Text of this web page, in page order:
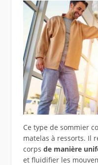
Ce type de sommier
matelas à ressorts. Il
corps de manière
et fluidifier les